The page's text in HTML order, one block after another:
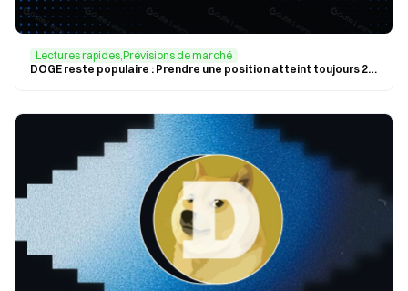
Lectures rapides,Prévisions de marché
DOGE reste populaire : Prendre une position atteint toujours 2 milliards